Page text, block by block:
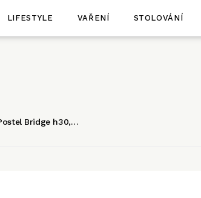
LIFESTYLE VAŘENÍ STOLOVÁNÍ
Bridge h30,…